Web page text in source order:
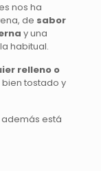
nos ha
de sabor
y una
habitual.
relleno o
tostado y
está